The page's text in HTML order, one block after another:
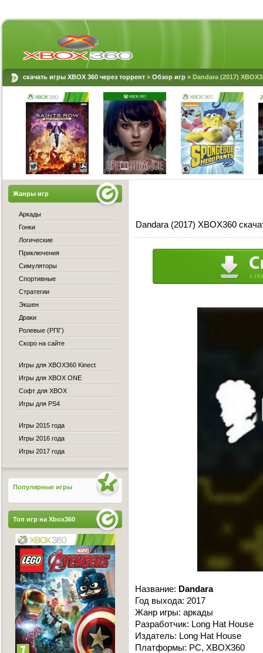
скачать игры XBOX 360 через торрент » Обзор игр » Dandara (2017)
Dandara (2017) XBOX360
Название: Dandara
Год выхода: 2017
Жанр игры: аркады
Разработчик: Long Hat House
Издатель: Long Hat House
Платформы: PC, XBOX360
Жанры игр
Аркады
Гонки
Логические
Приключения
Симуляторы
Спортивные
Стратегии
Экшен
Драки
Ролевые (РПГ)
Скоро на сайте
Игры для XBOX360 Kinect
Игры для XBOX ONE
Софт для XBOX
Игры для PS4
Игры 2015 года
Игры 2016 года
Игры 2017 года
Популярные игры
Топ игр на Xbox360